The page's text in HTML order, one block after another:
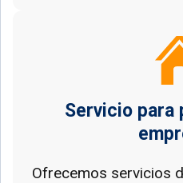
Servicio para
Ofrecemos servicios